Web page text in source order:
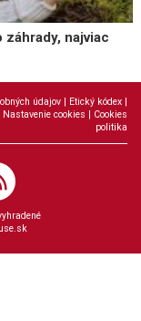
záhrady, najviac
údajov | Etický kódex |
Nastavenie cookies | Cookies
politika